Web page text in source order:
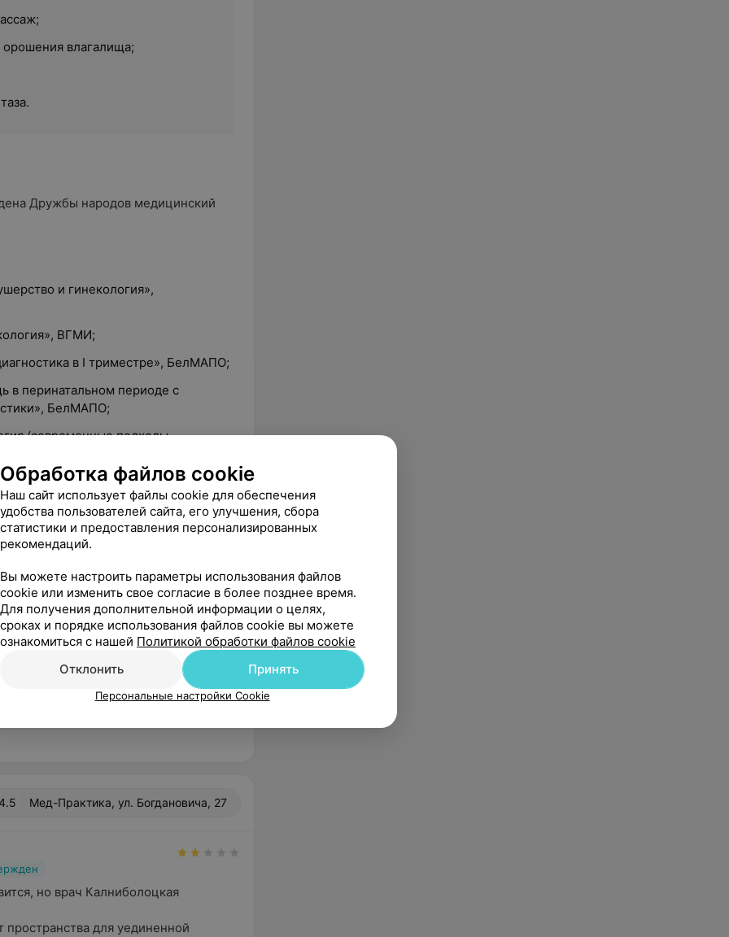
влагалища;
Дружбы народов медицинский
и гинекология»,
ВГМИ;
в I триместре», БелМАПО;
в перинатальном периоде с
БелМАПО;
(современные подходы,
терапия в акушерстве и
оперативным методам лечения в
БелМАПО;
оперативным методам лечения в
и сложные вмешательства.
графику работы
для записи время
медицинском центре.
4.5 Мед-Практика, ул. Богдановича, 27
но врач Калниболоцкая
пространства для уединенной
Обработка файлов cookie
Наш сайт использует файлы cookie для обеспечения
удобства пользователей сайта, его улучшения, сбора
статистики и предоставления персонализированных
рекомендаций.
Вы можете настроить параметры использования файлов
cookie или изменить свое согласие в более позднее время.
Для получения дополнительной информации о целях,
сроках и порядке использования файлов cookie вы можете
ознакомиться с нашей Политикой обработки файлов cookie
Отклонить
Принять
Персональные настройки Cookie